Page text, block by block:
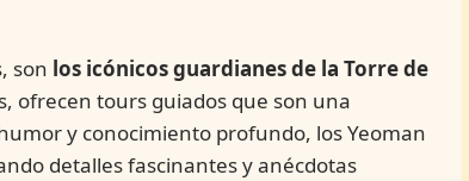
son los icónicos guardianes de la Torre de
ofrecen tours guiados que son una
y conocimiento profundo, los Yeoman
detalles fascinantes y anécdotas